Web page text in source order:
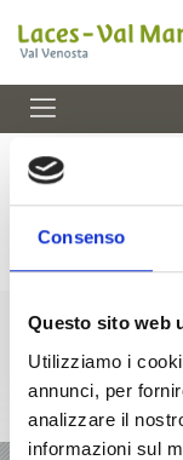
Consenso
Questo sito web
Utilizziamo i
annunci, per
analizzare il
informazioni sul
Sciare
+39 0473 62 31